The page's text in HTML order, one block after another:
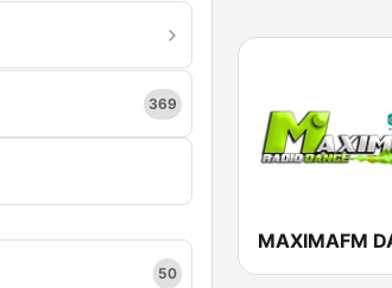
369
50
MAXIMAFM